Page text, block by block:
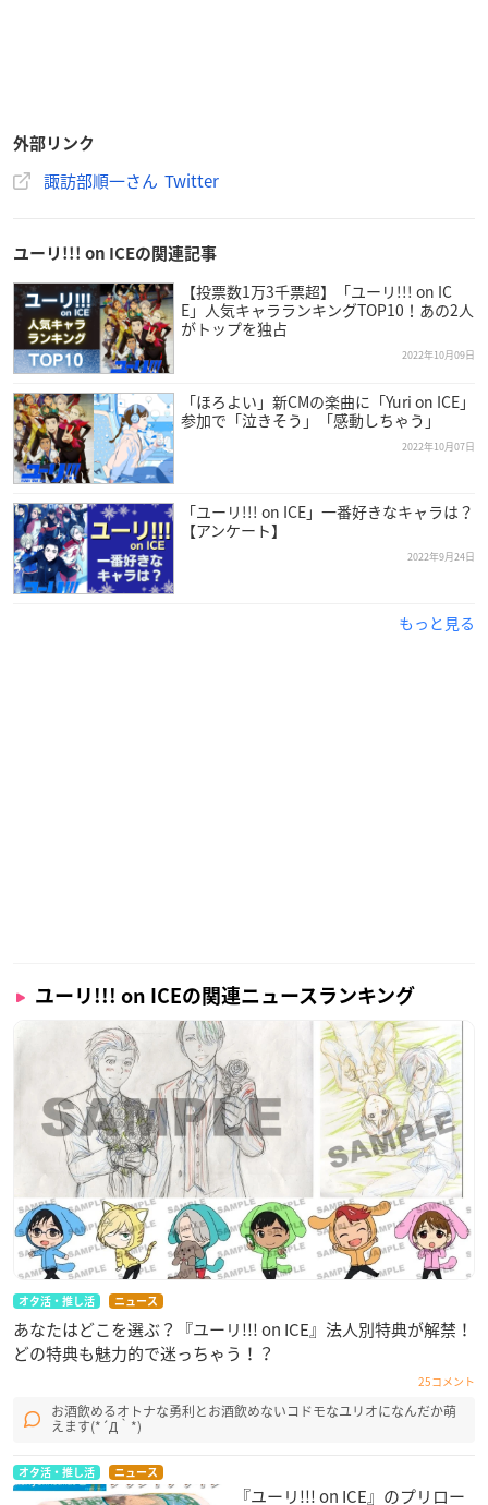
外部リンク
諏訪部順一さん Twitter
ユーリ!!! on ICEの関連記事
【投票数1万3千票超】「ユーリ!!! on IC
E」人気キャラランキングTOP10！あの2人
がトップを独占
2022年10月09日
「ほろよい」新CMの楽曲に「Yuri on ICE」
参加で「泣きそう」「感動しちゃう」
2022年10月07日
「ユーリ!!! on ICE」一番好きなキャラは？
【アンケート】
2022年9月24日
もっと見る
ユーリ!!! on ICEの関連ニュースランキング
オタ活・推し活 ニュース
あなたはどこを選ぶ？『ユーリ!!! on ICE』法人別特典が解禁！
どの特典も魅力的で迷っちゃう！？
25コメント
お酒飲めるオトナな勇利とお酒飲めないコドモなユリオになんだか萌
えます(*´Д｀*)
オタ活・推し活 ニュース
『ユーリ!!! on ICE』のプリロー